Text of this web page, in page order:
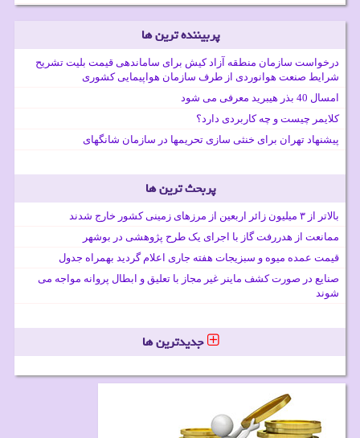
پربیننده ترین ها
درخواست سازمان منطقه آزاد کیش برای ساماندهی قیمت بلیت تشریح
شرایط صنعت هوانوردی از طرف سازمان هواپیمایی کشوری
امسال 40 بذر هیبرید معرفی می شود
کلایمر چیست و چه کاربردی دارد؟
پیشنهاد تهران برای خنثی سازی تحریمها در سازمان شانگهای
پربحث ترین ها
بالاتر از ۳ میلیون زائر اربعین از مرزهای زمینی کشور خارج شدند
ممانعت از هدررفت گاز با اجرای یک طرح پژوهشی در بوشهر
قیمت عمده میوه و سبزیجات هفته جاری اعلام گردید بهمراه جدول
صنایع در صورت کشف ماینر غیر مجاز با تعلیق و ابطال پروانه مواجه می
شوند
جدیدترین ها